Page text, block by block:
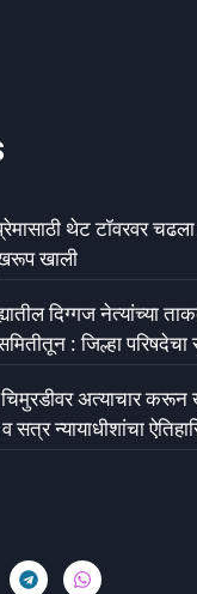
थेट टॉवरवर चढला
खाली
दिग्गज नेत्यांच्या
: जिल्हा परिषदेचा
अत्याचार करून
सत्र न्यायाधीशांचा